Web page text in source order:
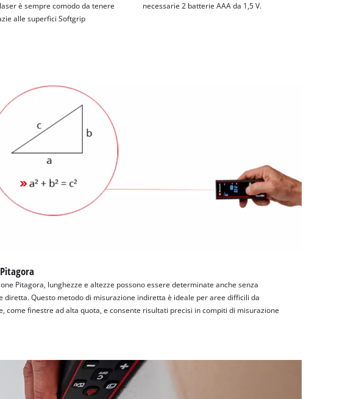
è sempre comodo da tenere
alle superfici Softgrip
necessarie 2 batterie AAA da 1,5 V.
Pitagora, lunghezze e altezze possono essere determinate anche senza
diretta. Questo metodo di misurazione indiretta è ideale per aree difficili da
come finestre ad alta quota, e consente risultati precisi in compiti di misurazione